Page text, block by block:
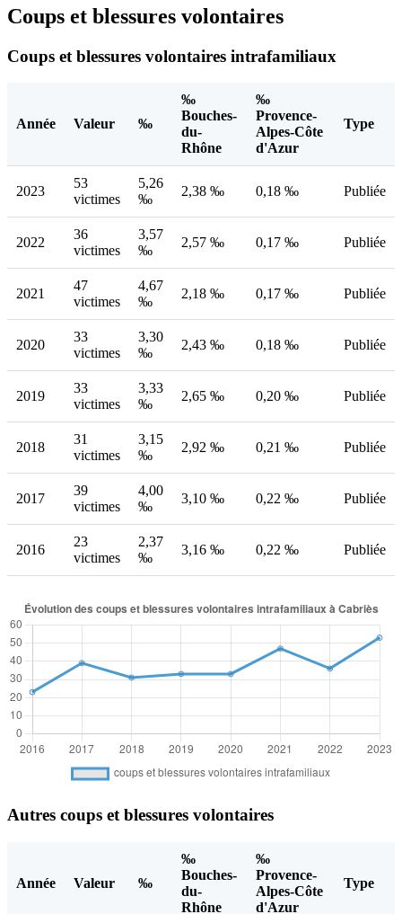
Coups et blessures volontaires
Coups et blessures volontaires intrafamiliaux
Année Valeur ‰
‰
Bouches-
du-
Rhône
‰
Provence-
Alpes-Côte
d'Azur
Type
2023
53
victimes
5,26
‰
2,38 ‰ 0,18 ‰ Publiée
2022
36
victimes
3,57
‰
2,57 ‰ 0,17 ‰ Publiée
2021
47
victimes
4,67
‰
2,18 ‰ 0,17 ‰ Publiée
2020
33
victimes
3,30
‰
2,43 ‰ 0,18 ‰ Publiée
2019
33
victimes
3,33
‰
2,65 ‰ 0,20 ‰ Publiée
2018
31
victimes
3,15
‰
2,92 ‰ 0,21 ‰ Publiée
2017
39
victimes
4,00
‰
3,10 ‰ 0,22 ‰ Publiée
2016
23
victimes
2,37
‰
3,16 ‰ 0,22 ‰ Publiée
Autres coups et blessures volontaires
Année Valeur ‰
‰
Bouches-
du-
Rhône
‰
Provence-
Alpes-Côte
d'Azur
Type